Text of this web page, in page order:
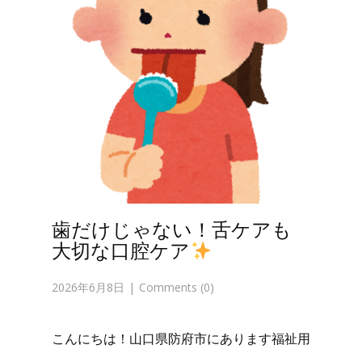
歯だけじゃない！舌ケアも
大切な口腔ケア
2026年6月8日 Comments (0)
こんにちは！山口県防府市にあります福祉用